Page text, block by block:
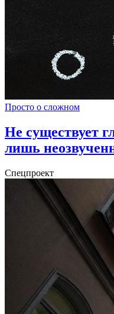
Просто о сложном
Не существует
лишь
Спецпроект